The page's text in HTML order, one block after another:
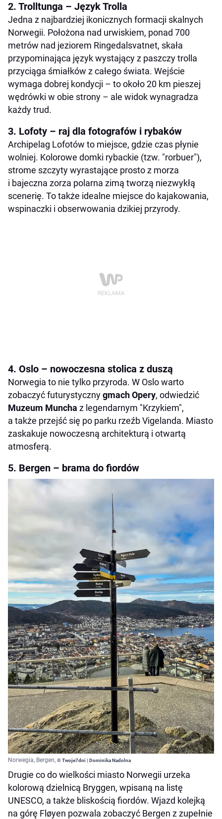
2. Trolltunga – Język Trolla
Jedna z najbardziej ikonicznych formacji skalnych
Norwegii. Położona nad urwiskiem, ponad 700
metrów nad jeziorem Ringedalsvatnet, skała
przypominająca język wystający z paszczy trolla
przyciąga śmiałków z całego świata. Wejście
wymaga dobrej kondycji – to około 20 km pieszej
wędrówki w obie strony – ale widok wynagradza
każdy trud.
3. Lofoty – raj dla fotografów i rybaków
Archipelag Lofotów to miejsce, gdzie czas płynie
wolniej. Kolorowe domki rybackie (tzw. "rorbuer"),
strome szczyty wyrastające prosto z morza
i bajeczna zorza polarna zimą tworzą niezwykłą
scenerię. To także idealne miejsce do kajakowania,
wspinaczki i obserwowania dzikiej przyrody.
4. Oslo – nowoczesna stolica z duszą
Norwegia to nie tylko przyroda. W Oslo warto
zobaczyć futurystycznygmach Opery, odwiedzić
Muzeum Muncha z legendarnym "Krzykiem",
a także przejść się po parku rzeźb Vigelanda. Miasto
zaskakuje nowoczesną architekturą i otwartą
atmosferą.
5. Bergen – brama do fiordów
Norwegia, Bergen, © Twoje7dni | Dominika Nadolna
Drugie co do wielkości miasto Norwegii urzeka
kolorową dzielnicą Bryggen, wpisaną na listę
UNESCO, a także bliskością fiordów. Wjazd kolejką
na górę Fløyen pozwala zobaczyć Bergen z zupełnie